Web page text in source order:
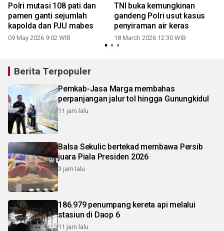
Polri mutasi 108 pati dan
pamen ganti sejumlah
kapolda dan PJU mabes
09 May 2026 9:02 WIB
TNI buka kemungkinan
gandeng Polri usut kasus
penyiraman air keras
18 March 2026 12:30 WIB
Berita Terpopuler
Pemkab-Jasa Marga membahas
perpanjangan jalur tol hingga Gunungkidul
11 jam lalu
Balsa Sekulic bertekad membawa Persib
juara Piala Presiden 2026
3 jam lalu
186.979 penumpang kereta api melalui
stasiun di Daop 6
11 jam lalu